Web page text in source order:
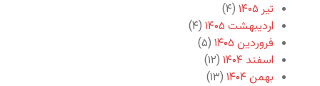
تیر ۱۴۰۵
(۴)
اردیبهشت ۱۴۰۵
(۴)
فروردین ۱۴۰۵
(۵)
اسفند ۱۴۰۴
(۱۲)
بهمن ۱۴۰۴
(۱۳)